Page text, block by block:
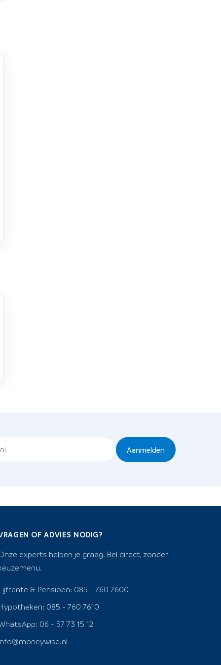
Aanmelden
OF ADVIES NODIG?
experts helpen je graag. Bel direct, zonder
& Pensioen: 085 - 760 7600
085 - 760 7610
06 - 57 73 15 12